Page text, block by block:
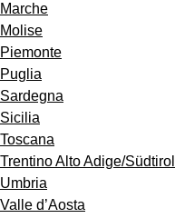
Marche
Molise
Piemonte
Puglia
Sardegna
Sicilia
Toscana
Trentino Alto Adige/Südtirol
Umbria
Valle d’Aosta